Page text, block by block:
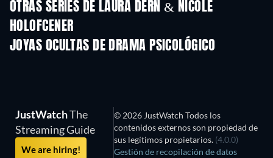
OTRAS SERIES DE LAURA DERN & NICOLE
HOLOFCENER
JOYAS OCULTAS DE DRAMA PSICOLÓGICO
JustWatchThe
Streaming Guide
We are hiring!
© 2026 JustWatch Todos los
contenidos externos son propiedad de
sus legítimos propietarios. (4.0.0)
Gestión de recopilación de datos